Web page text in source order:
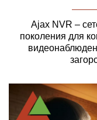
Ajax NVR –
поколения для